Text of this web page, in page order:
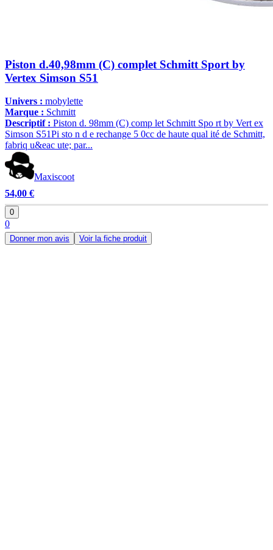
Piston d.40,98mm (C) complet Schmitt Sport by
Vertex Simson S51
Univers : mobylette
Marque : Schmitt
Descriptif : Piston d. 98mm (C) comp let Schmitt Spo rt by Vert ex
Simson S51Pi sto n d e rechange 5 0cc de haute qual ité de Schmitt,
fabriq u&eac ute; par...
Maxiscoot
54,00 €
0
0
Donner mon avis Voir la fiche produit